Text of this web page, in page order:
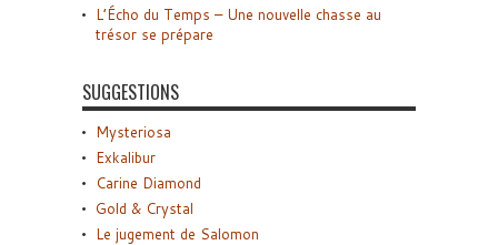
L’Écho du Temps – Une nouvelle chasse au
trésor se prépare
SUGGESTIONS
Mysteriosa
Exkalibur
Carine Diamond
Gold & Crystal
Le jugement de Salomon